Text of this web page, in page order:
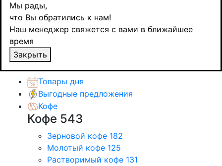
Мы рады,
что Вы обратились к нам!
Наш менеджер свяжется с вами в ближайшее
время
Закрыть
Кофе
Цикорий и другие напитки
Ячменный колос, злаковый напиток, 100 гр
Назадтоваров
Каталог товаров
Товары дня
Выгодные предложения
Кофе
Кофе 543
Зерновой кофе 182
Молотый кофе 125
Растворимый кофе 131